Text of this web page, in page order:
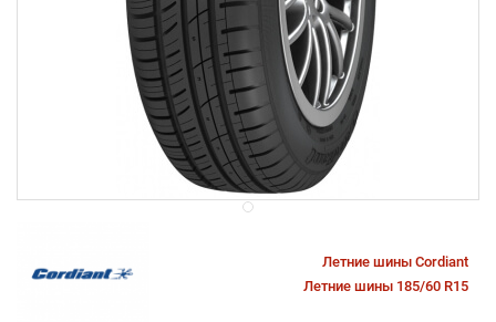
Летние шины Cordiant
Летние шины 185/60 R15